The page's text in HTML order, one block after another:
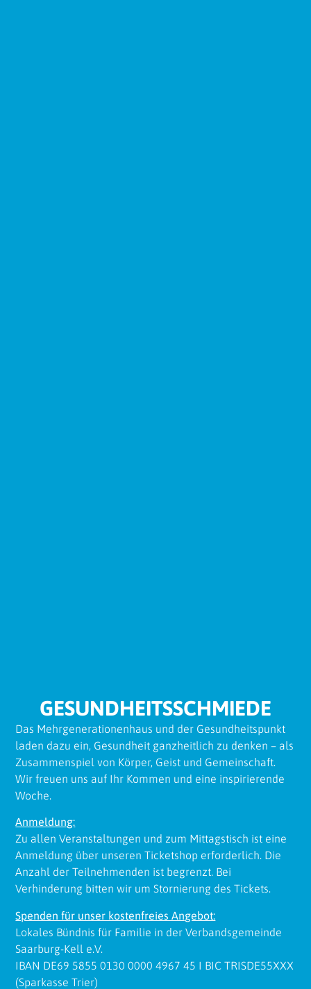
GESUNDHEITSSCHMIEDE
Das Mehrgenerationenhaus und der Gesundheitspunkt
laden dazu ein, Gesundheit ganzheitlich zu denken – als
Zusammenspiel von Körper, Geist und Gemeinschaft.
Wir freuen uns auf Ihr Kommen und eine inspirierende
Woche.
Anmeldung:
Zu allen Veranstaltungen und zum Mittagstisch ist eine
Anmeldung über unseren Ticketshop erforderlich. Die
Anzahl der Teilnehmenden ist begrenzt. Bei
Verhinderung bitten wir um Stornierung des Tickets.
Spenden für unser kostenfreies Angebot:
Lokales Bündnis für Familie in der Verbandsgemeinde
Saarburg-Kell e.V.
IBAN DE69 5855 0130 0000 4967 45 I BIC TRISDE55XXX
(Sparkasse Trier)